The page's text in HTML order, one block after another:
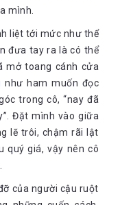
mình.
liệt tới mức như thể
đưa tay ra là có thể
mở toang cánh cửa
như ham muốn đọc
trong cô, “nay đã
Đặt mình vào giữa
lẽ trôi, chậm rãi lật
quý giá, vậy nên cô
của người cậu ruột